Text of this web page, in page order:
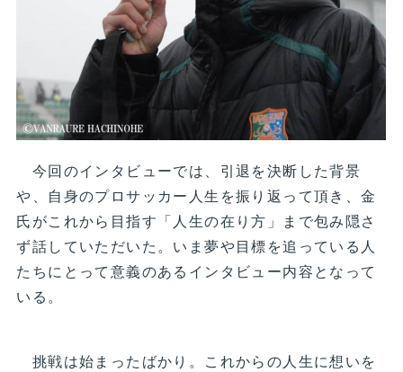
今回のインタビューでは、引退を決断した背景
や、自身のプロサッカー人生を振り返って頂き、金
氏がこれから目指す「人生の在り方」まで包み隠さ
ず話していただいた。いま夢や目標を追っている人
たちにとって意義のあるインタビュー内容となって
いる。
挑戦は始まったばかり。これからの人生に想いを